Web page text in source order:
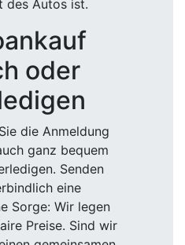
Preise. Sind wir
gemeinsamen
können Sie uns
bringen, oder
für Sie ab.
Sie
aller Art oder
wir kaufen Ihren
Wir kaufen alle
Ankauf bieten
für Ihren
Unterbieten.